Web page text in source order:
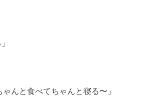
んと食べてちゃんと寝る〜」